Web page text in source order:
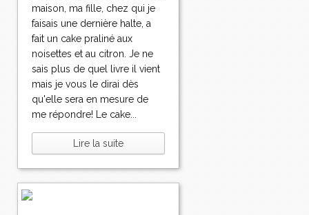
maison, ma fille, chez qui je
faisais une dernière halte, a
fait un cake praliné aux
noisettes et au citron. Je ne
sais plus de quel livre il vient
mais je vous le dirai dès
qu'elle sera en mesure de
me répondre! Le cake...
Lire la suite